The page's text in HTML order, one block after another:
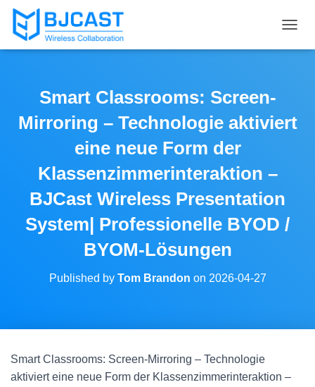
O
N
A
O
Smart Classrooms: Screen-
Mirroring – Technologie aktiviert
eine neue Form der
Klassenzimmerinteraktion –
BJCast Wireless Presentation
System| Professionelle BYOD /
BYOM-Lösungen
Published by Tom Brandon on 2026-04-27
Smart Classrooms: Screen-Mirroring – Technologie
aktiviert eine neue Form der Klassenzimmerinteraktion –